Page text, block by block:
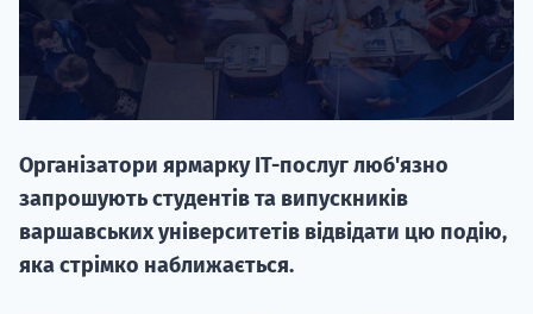
Організатори ярмарку IT-послуг люб'язно
запрошують студентів та випускників
варшавських університетів відвідати цю подію,
яка стрімко наближається.
НАБІР
вступ на